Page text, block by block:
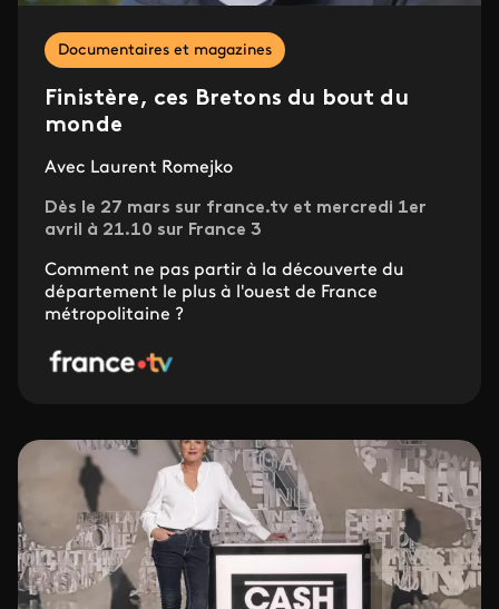
Documentaires et magazines
Finistère, ces Bretons du bout du
monde
Avec Laurent Romejko
Dès le 27 mars sur france.tv et mercredi 1er
avril à 21.10 sur France 3
Comment ne pas partir à la découverte du
département le plus à l'ouest de France
métropolitaine ?